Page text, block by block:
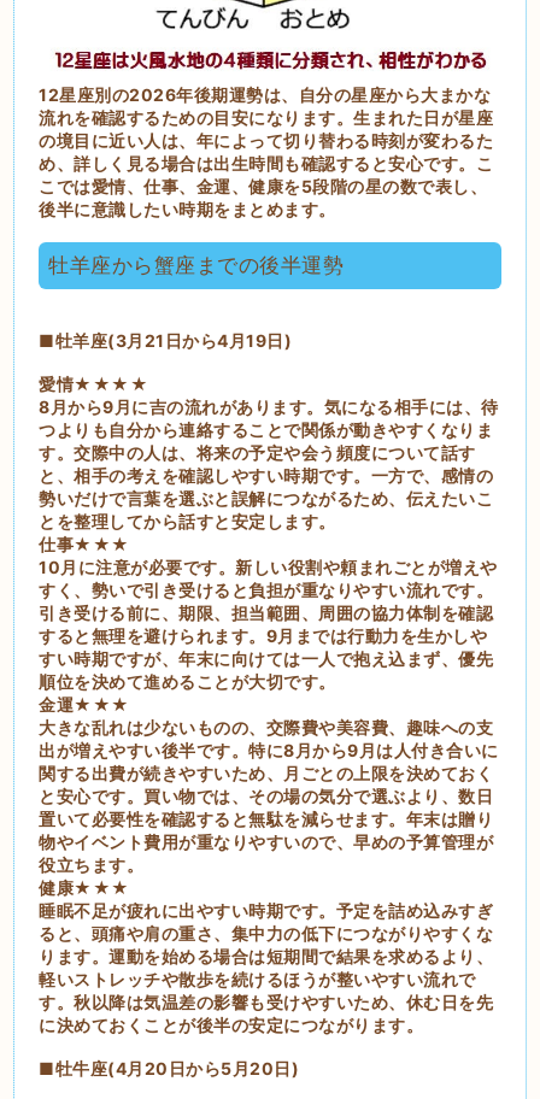
12星座別の2026年後期運勢は、自分の星座から大まかな
流れを確認するための目安になります。生まれた日が星座
の境目に近い人は、年によって切り替わる時刻が変わるた
め、詳しく見る場合は出生時間も確認すると安心です。こ
こでは愛情、仕事、金運、健康を5段階の星の数で表し、
後半に意識したい時期をまとめます。
牡羊座から蟹座までの後半運勢
■牡羊座(3月21日から4月19日)
愛情★★★★
8月から9月に吉の流れがあります。気になる相手には、待
つよりも自分から連絡することで関係が動きやすくなりま
す。交際中の人は、将来の予定や会う頻度について話す
と、相手の考えを確認しやすい時期です。一方で、感情の
勢いだけで言葉を選ぶと誤解につながるため、伝えたいこ
とを整理してから話すと安定します。
仕事★★★
10月に注意が必要です。新しい役割や頼まれごとが増えや
すく、勢いで引き受けると負担が重なりやすい流れです。
引き受ける前に、期限、担当範囲、周囲の協力体制を確認
すると無理を避けられます。9月までは行動力を生かしや
すい時期ですが、年末に向けては一人で抱え込まず、優先
順位を決めて進めることが大切です。
金運★★★
大きな乱れは少ないものの、交際費や美容費、趣味への支
出が増えやすい後半です。特に8月から9月は人付き合いに
関する出費が続きやすいため、月ごとの上限を決めておく
と安心です。買い物では、その場の気分で選ぶより、数日
置いて必要性を確認すると無駄を減らせます。年末は贈り
物やイベント費用が重なりやすいので、早めの予算管理が
役立ちます。
健康★★★
睡眠不足が疲れに出やすい時期です。予定を詰め込みすぎ
ると、頭痛や肩の重さ、集中力の低下につながりやすくな
ります。運動を始める場合は短期間で結果を求めるより、
軽いストレッチや散歩を続けるほうが整いやすい流れで
す。秋以降は気温差の影響も受けやすいため、休む日を先
に決めておくことが後半の安定につながります。
■牡牛座(4月20日から5月20日)